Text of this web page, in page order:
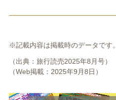
※記載内容は掲載時のデータです。
（出典：旅行読売2025年8月号）
（Web掲載：2025年9月8日）